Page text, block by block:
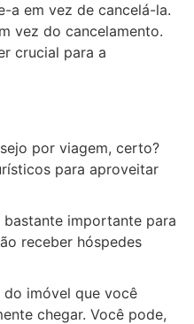
a em vez de cancelá-la.
vez do cancelamento.
crucial para a
por viagem, certo?
para aproveitar
bastante importante para
receber hóspedes
imóvel que você
chegar. Você pode,